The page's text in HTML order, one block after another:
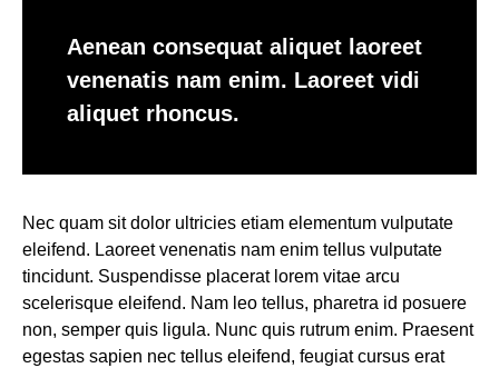
Aenean consequat aliquet laoreet
venenatis nam enim. Laoreet vidi
aliquet rhoncus.
Nec quam sit dolor ultricies etiam elementum vulputate
eleifend. Laoreet venenatis nam enim tellus vulputate
tincidunt. Suspendisse placerat lorem vitae arcu
scelerisque eleifend. Nam leo tellus, pharetra id posuere
non, semper quis ligula. Nunc quis rutrum enim. Praesent
egestas sapien nec tellus eleifend, feugiat cursus erat